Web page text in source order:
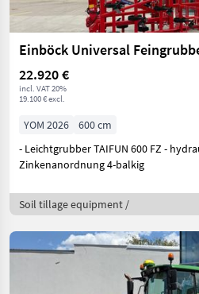
Einböck Universal
22.920 €
incl. VAT 20%
19.100 € excl.
YOM 2026
600 cm
- Leichtgrubber TAIFUN 600 FZ - hydraulisch klappbar,
Zinkenanordnung 4-balkig
Soil tillage equipment /